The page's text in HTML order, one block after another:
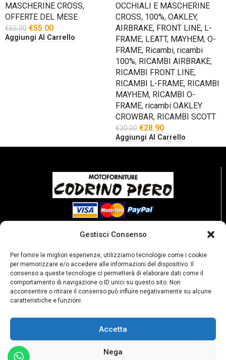
Gestisci Consenso
Per fornire le migliori esperienze, utilizziamo tecnologie come i cookie
per memorizzare e/o accedere alle informazioni del dispositivo. Il
consenso a queste tecnologie ci permetterà di elaborare dati come il
comportamento di navigazione o ID unici su questo sito. Non
acconsentire o ritirare il consenso può influire negativamente su alcune
caratteristiche e funzioni.
Accetta
Nega
MASCHERINE CROSS,
OFFERTE DEL MESE
€65.00 €55.00
Aggiungi Al Carrello
OCCHIALI E MASCHERINE
CROSS, 100%, OAKLEY,
AIRBRAKE, FRONT LINE, L-
FRAME, LEATT, MAYHEM, O-
FRAME, Ricambi, ricambi
100%, RICAMBI AIRBRAKE,
RICAMBI FRONT LINE,
RICAMBI L-FRAME, RICAMBI
MAYHEM, RICAMBI O-
FRAME, ricambi OAKLEY
CROWBAR, RICAMBI SCOTT
€30.00 €28.90
Aggiungi Al Carrello
P. Iva: 02189250067 Privacy policy